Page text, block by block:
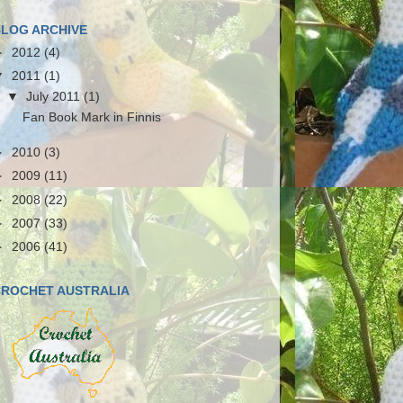
ARCHIVE
2012 (4)
2011(1)
▼July 2011(1)
Fan Book Mark in Finnis
2010 (3)
2009 (11)
2008 (22)
2007 (33)
2006(41)
AUSTRALIA